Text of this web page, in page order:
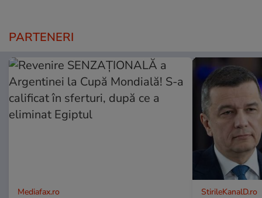
PARTENERI
Mediafax.ro StirileKanalD.ro